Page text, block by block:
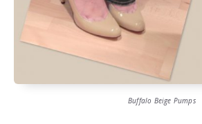
Buffalo Beige Pumps